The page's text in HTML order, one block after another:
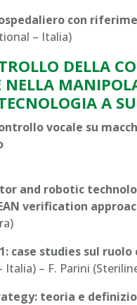
con
– Italia)
DELLA
A
vocale su
and robotic
verification
case studies sul
– F. Parini
teoria e